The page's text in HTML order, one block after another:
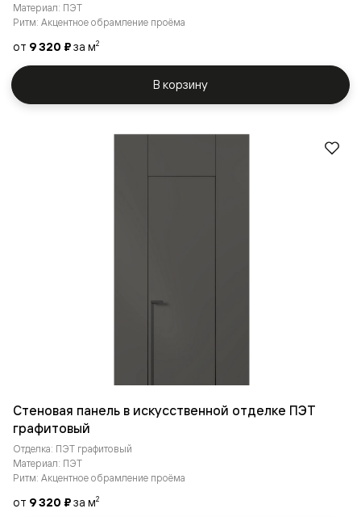
Материал: ПЭТ
Ритм: Акцентное обрамление проёма
от 9 320 ₽за м2
В корзину
Стеновая панель в искусственной отделке ПЭТ
графитовый
Отделка: ПЭТ графитовый
Материал: ПЭТ
Ритм: Акцентное обрамление проёма
от 9 320 ₽за м2